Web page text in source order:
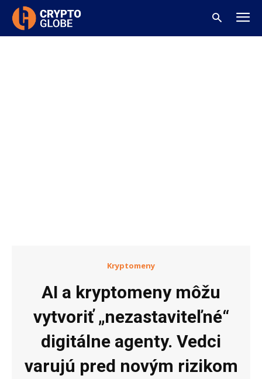
Kryptomeny
AI a kryptomeny môžu
vytvoriť „nezastaviteľné“
digitálne agenty. Vedci
varujú pred novým rizikom